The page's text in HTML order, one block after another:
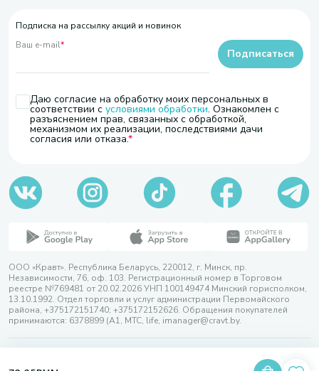
Подписка на рассылку акций и новинок
Ваш e-mail*
Даю согласие на обработку моих персональных в
соответствии с условиями обработки. Ознакомлен с
разъяснением прав, связанных с обработкой,
механизмом их реализации, последствиями дачи
согласия или отказа.
Подписаться
ООО «Кравт». Республика Беларусь, 220012, г. Минск, пр.
Независимости, 76, оф. 103. Регистрационный номер в Торговом
реестре №769481 от 20.02.2026 УНП 100149474 Минский горисполком,
13.10.1992. Отдел торговли и услуг администрации Первомайского
района, +375172151740; +375172152626. Обращения покупателей
принимаются: 6378899 (А1, МТС, life, imanager@cravt.by.